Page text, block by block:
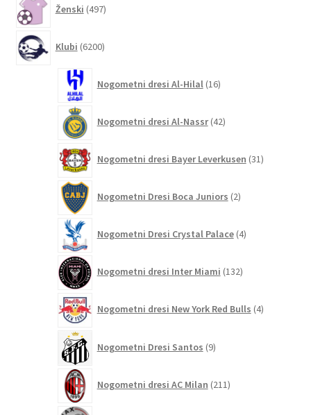
Ženski 497izdelkov
Klubi 6200izdelkov
Nogometni dresi Al-Hilal 16izdelkov
Nogometni dresi Al-Nassr 42izdelkov
Nogometni dresi Bayer Leverkusen 31izdelkov
Nogometni Dresi Boca Juniors 2izdelka
Nogometni Dresi Crystal Palace 4izdelki
Nogometni dresi Inter Miami 132izdelkov
Nogometni dresi New York Red Bulls 4izdelki
Nogometni Dresi Santos 9izdelkov
Nogometni dresi AC Milan 211izdelkov